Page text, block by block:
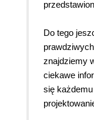
Do tego
znajdziemy
ciekawe
się